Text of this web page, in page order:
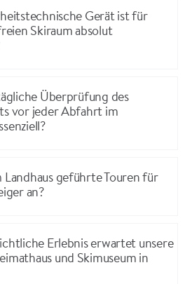
Gerät ist für
Skiraum absolut
Überprüfung des
vor jeder Abfahrt im
Landhaus geführte Touren für
an?
Erlebnis erwartet unsere
und Skimuseum in